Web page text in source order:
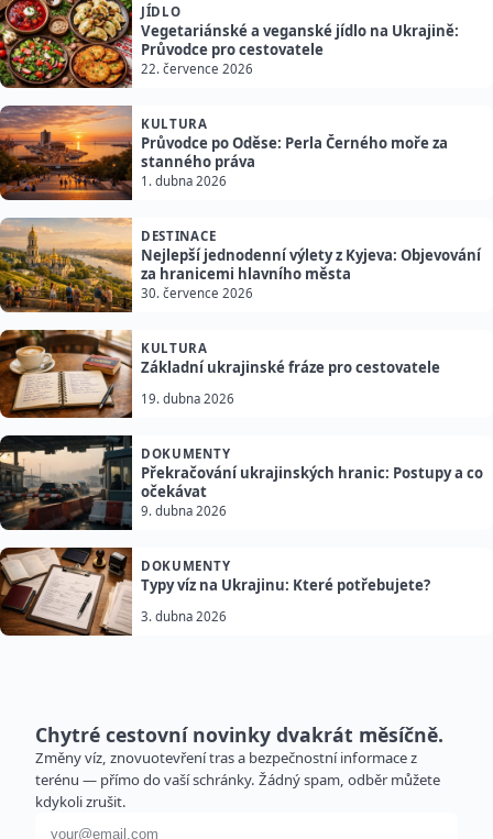
JÍDLO
Vegetariánské a veganské jídlo na Ukrajině:
Průvodce pro cestovatele
22. července 2026
KULTURA
Průvodce po Oděse: Perla Černého moře za
stanného práva
1. dubna 2026
DESTINACE
Nejlepší jednodenní výlety z Kyjeva: Objevování
za hranicemi hlavního města
30. července 2026
KULTURA
Základní ukrajinské fráze pro cestovatele
19. dubna 2026
DOKUMENTY
Překračování ukrajinských hranic: Postupy a co
očekávat
9. dubna 2026
DOKUMENTY
Typy víz na Ukrajinu: Které potřebujete?
3. dubna 2026
Chytré cestovní novinky dvakrát měsíčně.
Změny víz, znovuotevření tras a bezpečnostní informace z
terénu — přímo do vaší schránky. Žádný spam, odběr můžete
kdykoli zrušit.
E-mailová adresa